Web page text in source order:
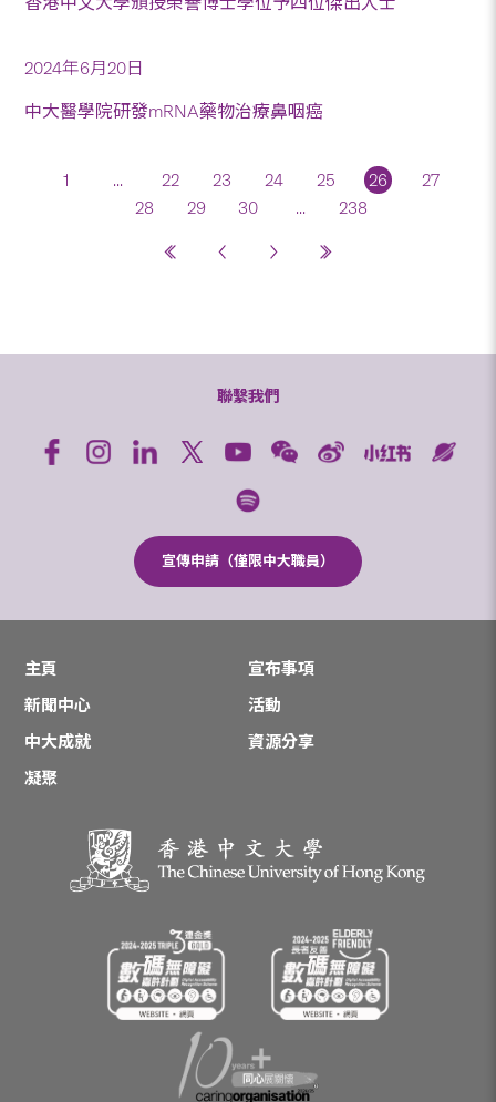
2024年6月20日
中大醫學院研發mRNA藥物治療鼻咽癌
1 ... 22 23 24 25 26
27
28
29 30 ... 238
聯繫我們
宣傳申請（僅限中大職員）
主頁
宣布事項
新聞中心
活動
中大成就
資源分享
凝聚